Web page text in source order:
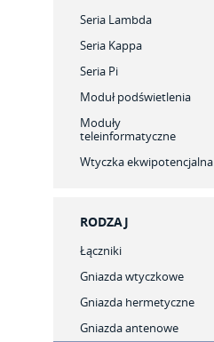
Seria Lambda
Seria Kappa
Seria Pi
Moduł podświetlenia
Moduły
teleinformatyczne
Wtyczka ekwipotencjalna
RODZAJ
Łączniki
Gniazda wtyczkowe
Gniazda hermetyczne
Gniazda antenowe